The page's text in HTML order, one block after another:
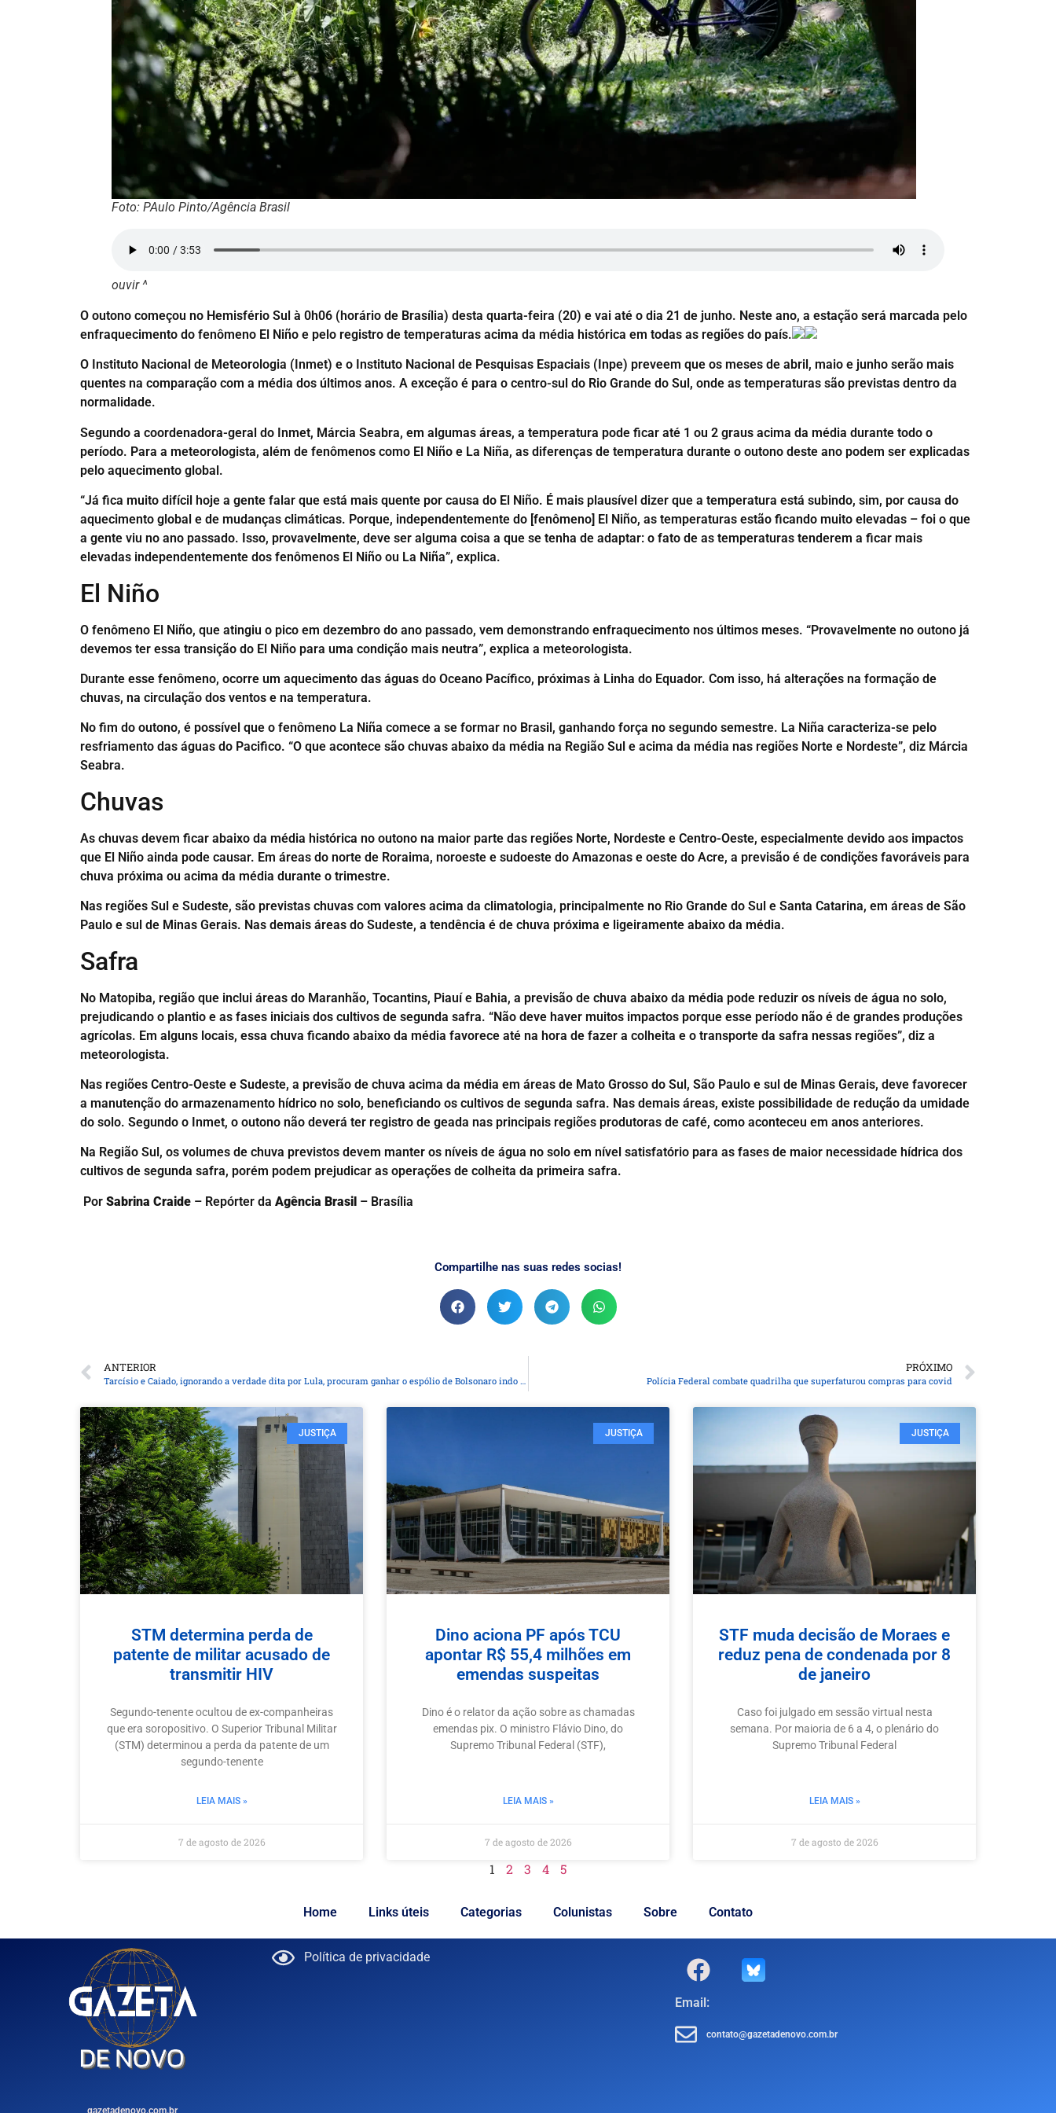
Foto: PAulo Pinto/Agência Brasil
ouvir ^
O outono começou no Hemisfério Sul à 0h06 (horário de Brasília) desta quarta-feira (20) e vai até o dia 21 de junho. Neste ano, a estação será marcada pelo
enfraquecimento do fenômeno El Niño e pelo registro de temperaturas acima da média histórica em todas as regiões do país.
O Instituto Nacional de Meteorologia (Inmet) e o Instituto Nacional de Pesquisas Espaciais (Inpe) preveem que os meses de abril, maio e junho serão mais
quentes na comparação com a média dos últimos anos. A exceção é para o centro-sul do Rio Grande do Sul, onde as temperaturas são previstas dentro da
normalidade.
Segundo a coordenadora-geral do Inmet, Márcia Seabra, em algumas áreas, a temperatura pode ficar até 1 ou 2 graus acima da média durante todo o
período. Para a meteorologista, além de fenômenos como El Niño e La Niña, as diferenças de temperatura durante o outono deste ano podem ser explicadas
pelo aquecimento global.
“Já fica muito difícil hoje a gente falar que está mais quente por causa do El Niño. É mais plausível dizer que a temperatura está subindo, sim, por causa do
aquecimento global e de mudanças climáticas. Porque, independentemente do [fenômeno] El Niño, as temperaturas estão ficando muito elevadas – foi o que
a gente viu no ano passado. Isso, provavelmente, deve ser alguma coisa a que se tenha de adaptar: o fato de as temperaturas tenderem a ficar mais
elevadas independentemente dos fenômenos El Niño ou La Niña”, explica.
El Niño
O fenômeno El Niño, que atingiu o pico em dezembro do ano passado, vem demonstrando enfraquecimento nos últimos meses. “Provavelmente no outono já
devemos ter essa transição do El Niño para uma condição mais neutra”, explica a meteorologista.
Durante esse fenômeno, ocorre um aquecimento das águas do Oceano Pacífico, próximas à Linha do Equador. Com isso, há alterações na formação de
chuvas, na circulação dos ventos e na temperatura.
No fim do outono, é possível que o fenômeno La Niña comece a se formar no Brasil, ganhando força no segundo semestre. La Niña caracteriza-se pelo
resfriamento das águas do Pacifico. “O que acontece são chuvas abaixo da média na Região Sul e acima da média nas regiões Norte e Nordeste”, diz Márcia
Seabra.
Chuvas
As chuvas devem ficar abaixo da média histórica no outono na maior parte das regiões Norte, Nordeste e Centro-Oeste, especialmente devido aos impactos
que El Niño ainda pode causar. Em áreas do norte de Roraima, noroeste e sudoeste do Amazonas e oeste do Acre, a previsão é de condições favoráveis para
chuva próxima ou acima da média durante o trimestre.
Nas regiões Sul e Sudeste, são previstas chuvas com valores acima da climatologia, principalmente no Rio Grande do Sul e Santa Catarina, em áreas de São
Paulo e sul de Minas Gerais. Nas demais áreas do Sudeste, a tendência é de chuva próxima e ligeiramente abaixo da média.
Safra
No Matopiba, região que inclui áreas do Maranhão, Tocantins, Piauí e Bahia, a previsão de chuva abaixo da média pode reduzir os níveis de água no solo,
prejudicando o plantio e as fases iniciais dos cultivos de segunda safra. “Não deve haver muitos impactos porque esse período não é de grandes produções
agrícolas. Em alguns locais, essa chuva ficando abaixo da média favorece até na hora de fazer a colheita e o transporte da safra nessas regiões”, diz a
meteorologista.
Nas regiões Centro-Oeste e Sudeste, a previsão de chuva acima da média em áreas de Mato Grosso do Sul, São Paulo e sul de Minas Gerais, deve favorecer
a manutenção do armazenamento hídrico no solo, beneficiando os cultivos de segunda safra. Nas demais áreas, existe possibilidade de redução da umidade
do solo. Segundo o Inmet, o outono não deverá ter registro de geada nas principais regiões produtoras de café, como aconteceu em anos anteriores.
Na Região Sul, os volumes de chuva previstos devem manter os níveis de água no solo em nível satisfatório para as fases de maior necessidade hídrica dos
cultivos de segunda safra, porém podem prejudicar as operações de colheita da primeira safra.
Por Sabrina Craide – Repórter da Agência Brasil – Brasília
Compartilhe nas suas redes socias!
ANTERIOR
Tarcísio e Caiado, ignorando a verdade dita por Lula, procuram ganhar o espólio de Bolsonaro indo à Israel
PRÓXIMO
Polícia Federal combate quadrilha que superfaturou compras para covid
JUSTIÇA
STM determina perda de
patente de militar acusado de
transmitir HIV
Segundo-tenente ocultou de ex-companheiras
que era soropositivo. O Superior Tribunal Militar
(STM) determinou a perda da patente de um
segundo-tenente
LEIA MAIS »
7 de agosto de 2026
JUSTIÇA
Dino aciona PF após TCU
apontar R$ 55,4 milhões em
emendas suspeitas
Dino é o relator da ação sobre as chamadas
emendas pix. O ministro Flávio Dino, do
Supremo Tribunal Federal (STF),
LEIA MAIS »
7 de agosto de 2026
JUSTIÇA
STF muda decisão de Moraes e
reduz pena de condenada por 8
de janeiro
Caso foi julgado em sessão virtual nesta
semana. Por maioria de 6 a 4, o plenário do
Supremo Tribunal Federal
LEIA MAIS »
7 de agosto de 2026
1 2 3 4 5
Home Links úteis Categorias Colunistas Sobre Contato
Política de privacidade
Email:
contato@gazetadenovo.com.br